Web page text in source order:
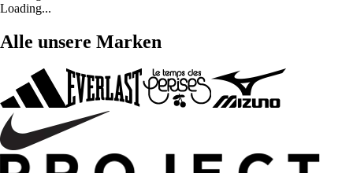
Loading...
Alle unsere Marken